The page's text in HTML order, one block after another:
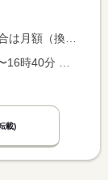
間額を表示しています。
載)